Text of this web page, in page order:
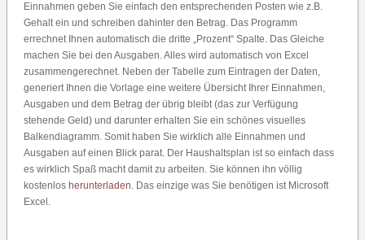
Einnahmen geben Sie einfach den entsprechenden Posten wie z.B.
Gehalt ein und schreiben dahinter den Betrag. Das Programm
errechnet Ihnen automatisch die dritte „Prozent“ Spalte. Das Gleiche
machen Sie bei den Ausgaben. Alles wird automatisch von Excel
zusammengerechnet. Neben der Tabelle zum Eintragen der Daten,
generiert Ihnen die Vorlage eine weitere Übersicht Ihrer Einnahmen,
Ausgaben und dem Betrag der übrig bleibt (das zur Verfügung
stehende Geld) und darunter erhalten Sie ein schönes visuelles
Balkendiagramm. Somit haben Sie wirklich alle Einnahmen und
Ausgaben auf einen Blick parat. Der Haushaltsplan ist so einfach dass
es wirklich Spaß macht damit zu arbeiten. Sie können ihn völlig
kostenlos herunterladen. Das einzige was Sie benötigen ist Microsoft
Excel.